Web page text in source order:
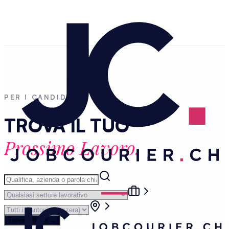
PER I CANDIDATI
TROVA IL TUO
Prossimo Lavoro.
Trova Offerte →